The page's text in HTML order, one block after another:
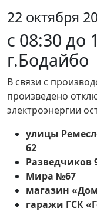
22 октября
c 08:30 до
г.Бодайбо
В связи с
произведено
электроэнергии
улицы
62
Разведчиков
Мира №67
магазин
гаражи ГСК